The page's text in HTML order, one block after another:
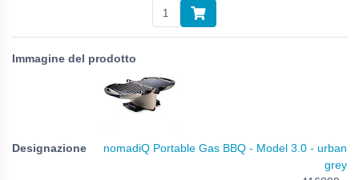
nomadiQ Portable Gas BBQ - Model 3.0 - urban
grey